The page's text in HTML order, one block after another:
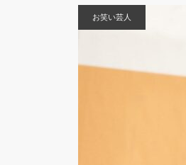
お笑い芸人